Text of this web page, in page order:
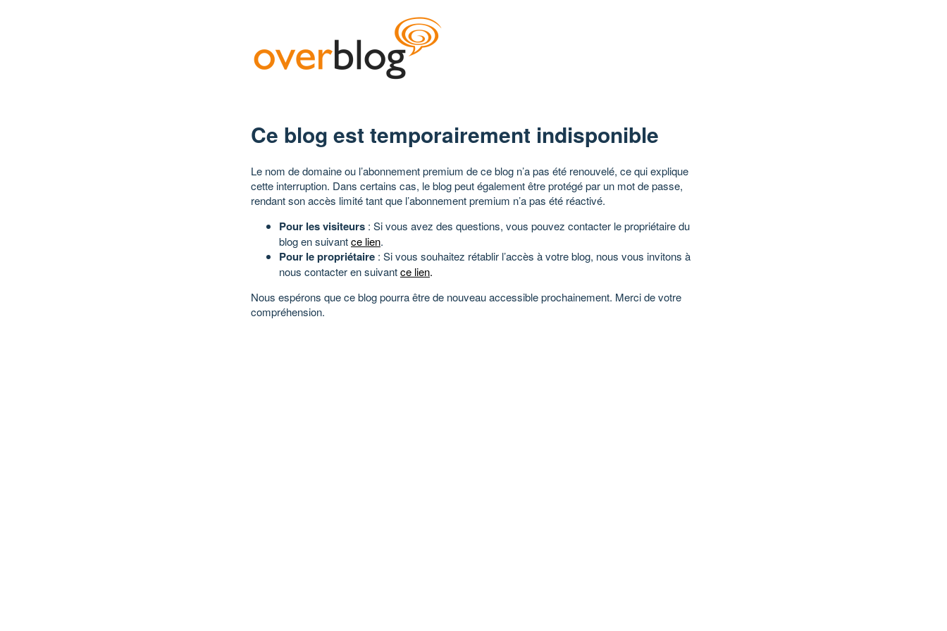
Ce blog est temporairement indisponible
Le nom de domaine ou l’abonnement premium de ce blog n’a pas été renouvelé, ce qui explique
cette interruption. Dans certains cas, le blog peut également être protégé par un mot de passe,
rendant son accès limité tant que l’abonnement premium n’a pas été réactivé.
Pour les visiteurs : Si vous avez des questions, vous pouvez contacter le propriétaire du
blog en suivantce lien.
Pour le propriétaire : Si vous souhaitez rétablir l’accès à votre blog, nous vous invitons à
nous contacter en suivantce lien.
Nous espérons que ce blog pourra être de nouveau accessible prochainement. Merci de votre
compréhension.